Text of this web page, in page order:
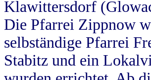
Klawittersdorf
Die Pfarrei Zippnow
selbständige Pfarrei
Stabitz und ein